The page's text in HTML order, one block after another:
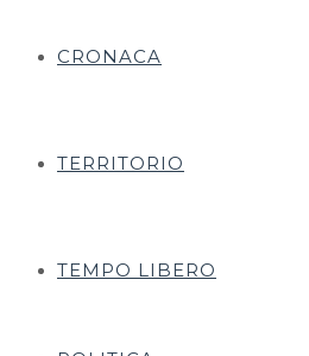
CRONACA
TERRITORIO
TEMPO LIBERO